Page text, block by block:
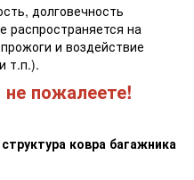
долговечность
распространяется на
и воздействие
т.п.).
не пожалеете!
ковра багажника